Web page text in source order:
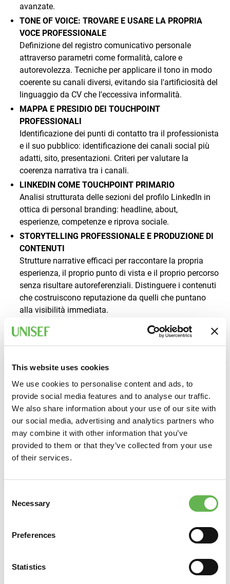
This website uses cookies
We use cookies to personalise content and ads, to
provide social media features and to analyse our traffic.
We also share information about your use of our site with
our social media, advertising and analytics partners who
may combine it with other information that you’ve
provided to them or that they’ve collected from your use
of their services.
Selection
Necessary
Preferences
Statistics
avanzate.
TONE OF VOICE: TROVARE E USARE LA PROPRIA
VOCE PROFESSIONALE
Definizione del registro comunicativo personale
attraverso parametri come formalità, calore e
autorevolezza. Tecniche per applicare il tono in modo
coerente su canali diversi, evitando sia l'artificiosità del
linguaggio da CV che l'eccessiva informalità.
MAPPA E PRESIDIO DEI TOUCHPOINT
PROFESSIONALI
Identificazione dei punti di contatto tra il professionista
e il suo pubblico: identificazione dei canali social più
adatti, sito, presentazioni. Criteri per valutare la
coerenza narrativa tra i canali.
LINKEDIN COME TOUCHPOINT PRIMARIO
Analisi strutturata delle sezioni del profilo LinkedIn in
ottica di personal branding: headline, about,
esperienze, competenze e riprova sociale.
STORYTELLING PROFESSIONALE E PRODUZIONE DI
CONTENUTI
Strutture narrative efficaci per raccontare la propria
esperienza, il proprio punto di vista e il proprio percorso
senza risultare autoreferenziali. Distinguere i contenuti
che costruiscono reputazione da quelli che puntano
alla visibilità immediata.
PIANO EDITORIALE PERSONALE SOSTENIBILE
Metodi per pianificare la produzione di contenuti in
modo realistico e coerente con il proprio
momento.
AI APPLICATA AL PERSONAL BRANDING:
COSTRUIRE LA PROPRIA VOCE CON L'AIUTO DEGLI
STRUMENTI DIGITALI
Utilizzo consapevole degli strumenti di intelligenza
artificiale per supportare la scrittura professionale
mantenendo la propria voce autentica. Tecniche per
PROMPT DESIGN PER IL PERSONAL BRANDING
Strutturazione del prompt al contesto specifico del
personal branding: come fornire all'AI il contesto
necessario per ottenere testi coerenti con il proprio
REPUTAZIONE PROFESSIONALE E COERENZA NEL